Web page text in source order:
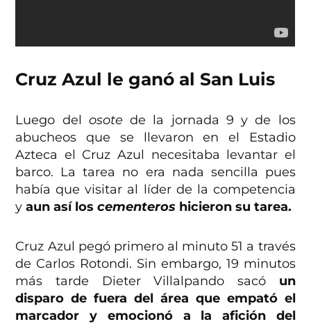
Cruz Azul le ganó al San Luis
Luego del osotede la jornada 9 y de los
abucheos que se llevaron en el Estadio
Azteca el Cruz Azul necesitaba levantar el
barco. La tarea no era nada sencilla pues
había que visitar al líder de la competencia
yaun así loscementeros hicieron su tarea.
Cruz Azul pegó primero al minuto 51 a través
de Carlos Rotondi. Sin embargo, 19 minutos
más tarde Dieter Villalpando sacó un
disparo de fuera del área que empató el
marcador y emocionó a la afición del